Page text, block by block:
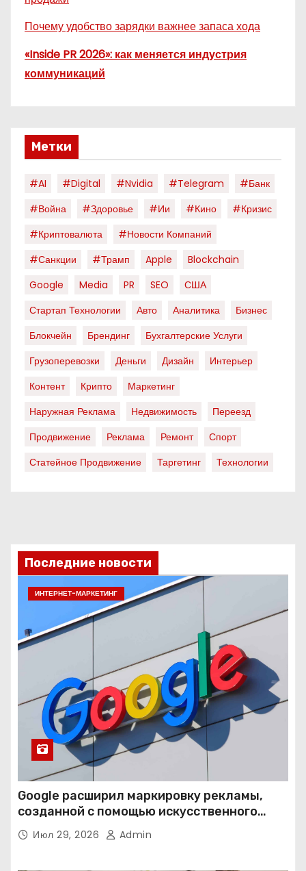
Почему удобство зарядки важнее запаса хода
«Inside PR 2026»: как меняется индустрия
коммуникаций
Метки
#AI #digital #nvidia #telegram
#банк
#война
#здоровье #ии #кино
#кризис
#криптовалюта
#новости Компаний
#санкции
#трамп Apple
Blockchain
Google
Media PR SEO
США
Стартап Технологии
Авто Аналитика
Бизнес
Блокчейн
Брендинг
Бухгалтерские Услуги
Грузоперевозки
Деньги Дизайн
Интерьер
Контент
Крипто
Маркетинг
Наружная Реклама
Недвижимость
Переезд
Продвижение
Реклама Ремонт
Спорт
Статейное Продвижение
Таргетинг Технологии
Последние новости
ИНТЕРНЕТ-МАРКЕТИНГ
Google расширил маркировку рекламы,
созданной с помощью искусственного
интеллекта
Июл 29, 2026 Admin